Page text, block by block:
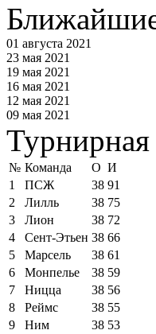
01 августа 2021
23 мая 2021
19 мая 2021
16 мая 2021
12 мая 2021
09 мая 2021
Турнирная
№ Команда О И
1
ПСЖ 38 91
2
Лилль 38 75
3
Лион 38 72
4
Сент-Этьен 38 66
5
Марсель 38 61
6
Монпелье 38 59
7
Ницца 38 56
8
Реймс 38 55
9
Ним 38 53